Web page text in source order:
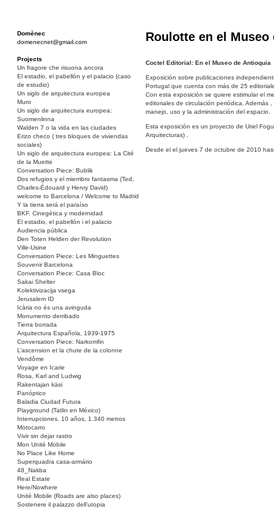
Domènec
domenecnet@gmail.com
Projects
Un fragore che risuona ancora
El estadio, el pabellón y el palacio (caso
de estudio)
Un siglo de arquitectura europea
Muro
Un siglo de arquitectura europea:
Suomenlinna
Walden 7 o la vida en las ciudades
Erizo checo ( tres bloques de viviendas
sociales)
Un siglo de arquitectura europea: La Cité
de la Muette
Conversation Piece: Bublik
Dos refugios y el miembro fantasma (Ted,
Charles-Édouard y Henry David)
welcome to Barcelona / Welcome to Madrid
Y la tierra será el paraíso
BKF. Cinegética y modernidad
El estadio, el pabellón i el palacio
Audiencia pública
Den Toten Helden der Revolution
Ville-Usine
Conversation Piece: Les Minguettes
Souvenir Barcelona
Conversation Piece: Casa Bloc
Sakai Shelter
Kolektivizacija vsega
Jerusalem ID
Icària no és una avinguda
Monumento derribado
Tierra borrada
Arquitectura Española, 1939-1975
Conversation Piece: Narkomfin
L’ascension et la chute de la colonne
Vendôme
Voyage en Icarie
Rosa, Karl and Ludwig
Rakentajan käsi
Panóptico
Baladia Ciudad Futura
Playground (Tatlin en México)
Interrupciones. 10 años, 1.340 metros
Motocarro
Vivir sin dejar rastro
Mon Unité Mobile
No Place Like Home
Superquadra casa-armário
48_Nakba
Real Estate
Here/Nowhere
Unité Mobile (Roads are also places)
Sostenere il palazzo dell’utopia
Roulotte en el
Coctel Editorial: En el Museo de Antioquia
Exposición sobre publicaciones
Portugal que cuenta con más de 25
Con esta exposición se quiere estimular el
editoriales de circulación periódica. Además
manejo, uso y la administración del espacio.
Esta exposición es un proyecto de Uriel
Arquitecturas) .
Desde el el jueves 7 de octubre de 2010